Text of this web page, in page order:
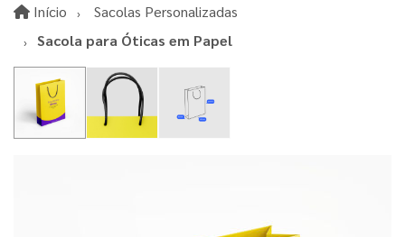
Início InícioSacolas Personalizadas
Sacola para Óticas em Papel